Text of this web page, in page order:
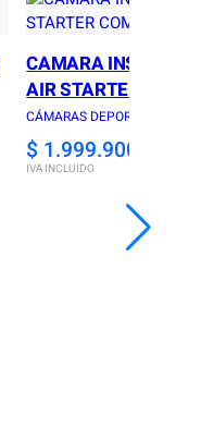
CAMARA INSTA360
AIR STARTER
CÁMARAS DEPORTIVAS
$ 1.999.900
IVA INCLUIDO